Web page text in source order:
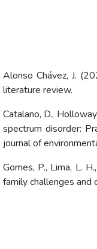
Alonso Chávez, J.
literature review.
Catalano, D.,
spectrum disorder:
journal of
Gomes, P., Lima, L.
family challenges